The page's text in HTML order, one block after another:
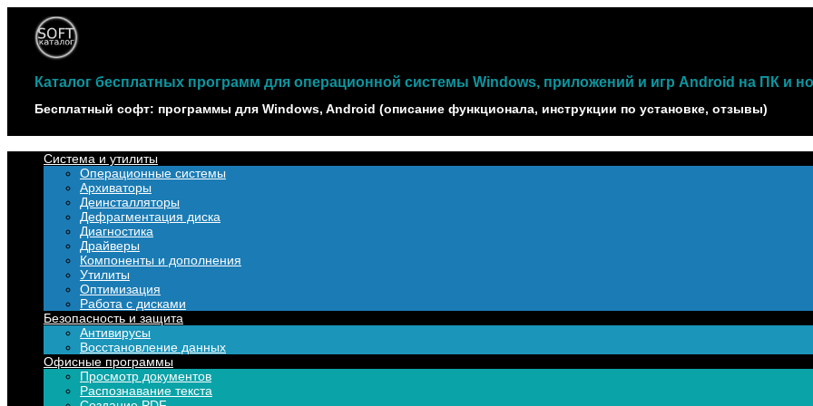
Наверх
Каталог бесплатных программ для операционной системы Windows, приложений и игр Android на ПК и
Бесплатный софт: программы для Windows, Android (описание функционала, инструкции по установке, отзывы)
Система и утилиты
Операционные системы
Архиваторы
Деинсталляторы
Дефрагментация диска
Диагностика
Драйверы
Компоненты и дополнения
Утилиты
Оптимизация
Работа с дисками
Безопасность и защита
Антивирусы
Восстановление данных
Офисные программы
Просмотр документов
Распознавание текста